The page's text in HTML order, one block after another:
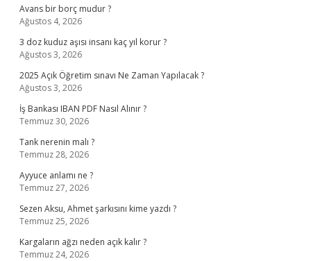
Avans bir borç mudur ?
Ağustos 4, 2026
3 doz kuduz aşısı insanı kaç yıl korur ?
Ağustos 3, 2026
2025 Açık Öğretim sınavı Ne Zaman Yapılacak ?
Ağustos 3, 2026
İş Bankası IBAN PDF Nasıl Alınır ?
Temmuz 30, 2026
Tank nerenin malı ?
Temmuz 28, 2026
Ayyuce anlamı ne ?
Temmuz 27, 2026
Sezen Aksu, Ahmet şarkısını kime yazdı ?
Temmuz 25, 2026
Kargaların ağzı neden açık kalır ?
Temmuz 24, 2026